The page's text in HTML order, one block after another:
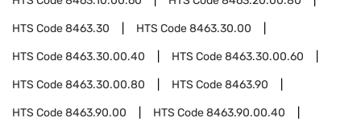
HTS Code8463.30 HTS Code8463.30.00
HTS Code8463.30.00.40 HTS Code8463.30.00.60
HTS Code8463.30.00.80 HTS Code8463.90
HTS Code8463.90.00 HTS Code8463.90.00.40